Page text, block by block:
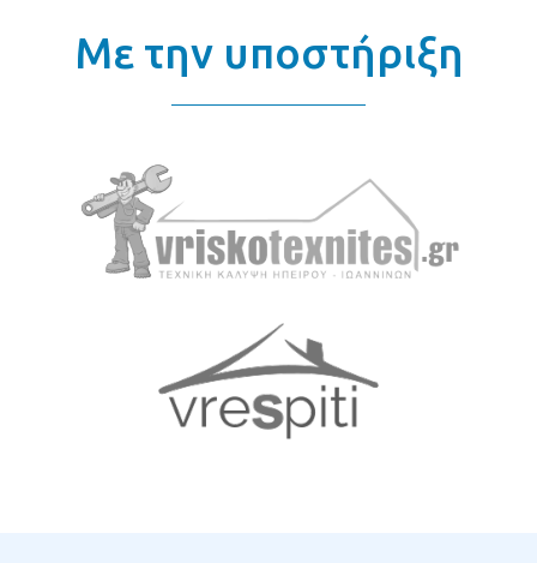
Με την υποστήριξη